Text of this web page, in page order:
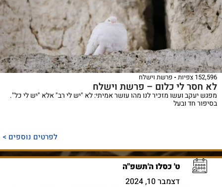
152,596 צפיות פרשת וישלח
לא חסר לי כלום – פרשת וישלח
מפגש יעקב ועשו מזכיר לנו מהו עושר אמיתי: לא "יש לי רב" אלא "יש לי כל".
בסיפור חד ובעל
לפרטים נוספים >
ט' כסלו ה'תשפ"ה
דצמבר 10, 2024